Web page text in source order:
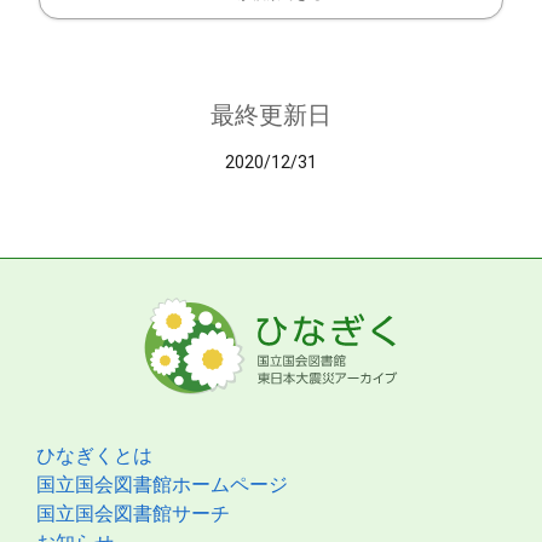
最終更新日
2020/12/31
ひなぎくとは
国立国会図書館ホームページ
国立国会図書館サーチ